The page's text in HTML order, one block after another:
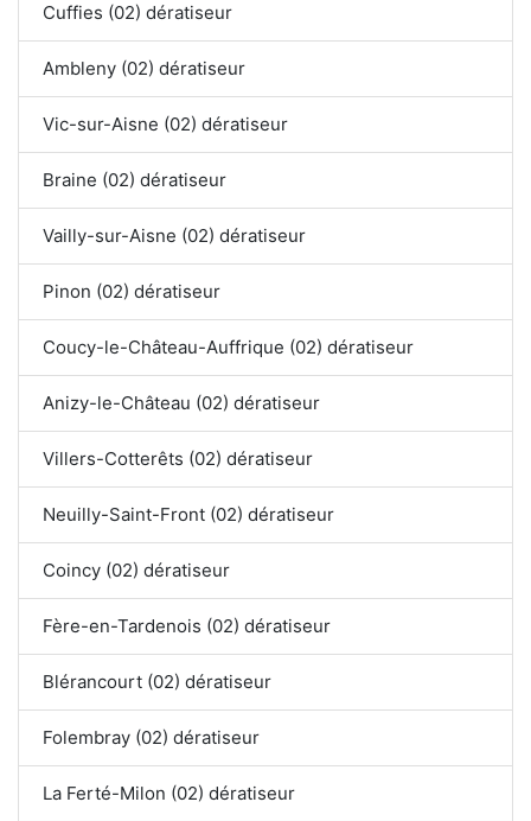
Cuffies (02) dératiseur
Ambleny (02) dératiseur
Vic-sur-Aisne (02) dératiseur
Braine (02) dératiseur
Vailly-sur-Aisne (02) dératiseur
Pinon (02) dératiseur
Coucy-le-Château-Auffrique (02) dératiseur
Anizy-le-Château (02) dératiseur
Villers-Cotterêts (02) dératiseur
Neuilly-Saint-Front (02) dératiseur
Coincy (02) dératiseur
Fère-en-Tardenois (02) dératiseur
Blérancourt (02) dératiseur
Folembray (02) dératiseur
La Ferté-Milon (02) dératiseur